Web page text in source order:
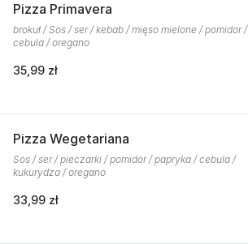
Pizza Primavera
brokuł / Sos / ser / kebab / mięso mielone / pomidor /
cebula / oregano
35,99 zł
Pizza Wegetariana
Sos / ser / pieczarki / pomidor / papryka / cebula /
kukurydza / oregano
33,99 zł